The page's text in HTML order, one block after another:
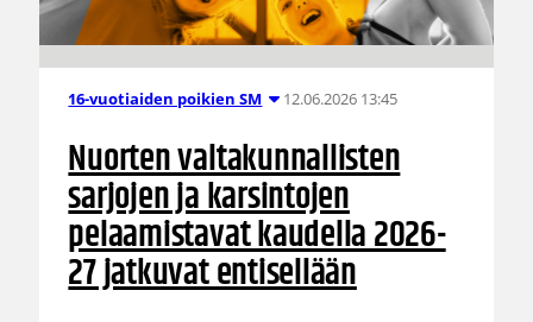
16-vuotiaiden poikien SM 12.06.2026 13:45
Nuorten valtakunnallisten
sarjojen ja karsintojen
pelaamistavat kaudella 2026-
27 jatkuvat entisellään